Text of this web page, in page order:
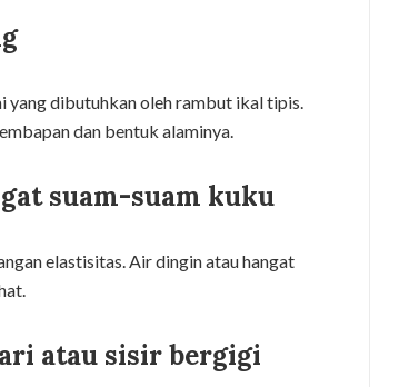
yang dibutuhkan oleh rambut ikal tipis.
dan bentuk alaminya.
suam-suam kuku
elastisitas. Air dingin atau hangat
atau sisir bergigi